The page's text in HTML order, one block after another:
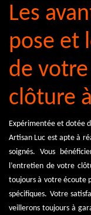
Les
pose et
de
clôture
Expérimentée et dotée
Artisan Luc est apte à
soignés. Vous
l’entretien de votre
toujours à votre écoute
spécifiques. Votre
veillerons toujours à